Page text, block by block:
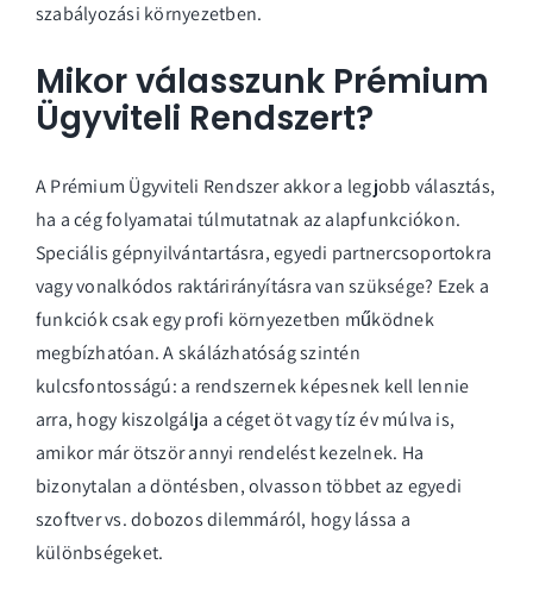
szabályozási környezetben.
Mikor válasszunk Prémium
Ügyviteli Rendszert?
A Prémium Ügyviteli Rendszer akkor a legjobb választás,
ha a cég folyamatai túlmutatnak az alapfunkciókon.
Speciális gépnyilvántartásra, egyedi partnercsoportokra
vagy vonalkódos raktárirányításra van szüksége? Ezek a
funkciók csak egy profi környezetben működnek
megbízhatóan. A skálázhatóság szintén
kulcsfontosságú: a rendszernek képesnek kell lennie
arra, hogy kiszolgálja a céget öt vagy tíz év múlva is,
amikor már ötször annyi rendelést kezelnek. Ha
bizonytalan a döntésben, olvasson többet az egyedi
szoftver vs. dobozos dilemmáról, hogy lássa a
különbségeket.